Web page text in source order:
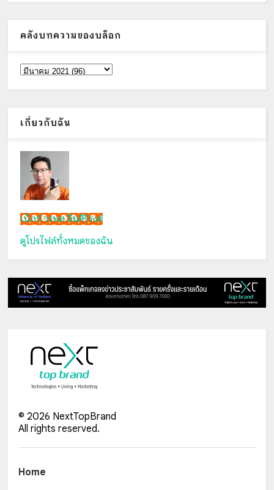
คลังบทความของบล็อก
เกี่ยวกับฉัน
เน็กซ์ วรพล ลิ่มศิริวงศ์
ดูโปรไฟล์ทั้งหมดของฉัน
© 2026 NextTopBrand
All rights reserved.
Home